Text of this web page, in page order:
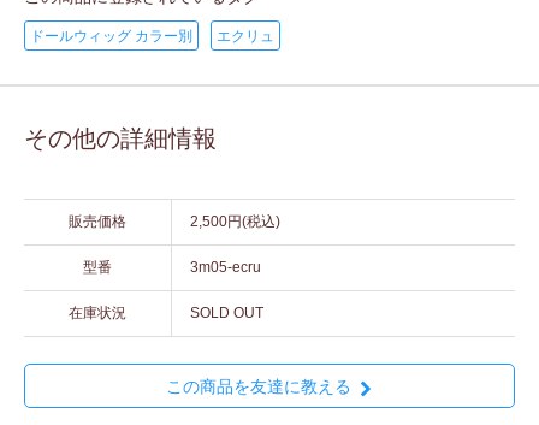
ドールウィッグ カラー別 エクリュ
その他の詳細情報
販売価格 2,500円(税込)
型番 3m05-ecru
在庫状況 SOLD OUT
この商品を友達に教える